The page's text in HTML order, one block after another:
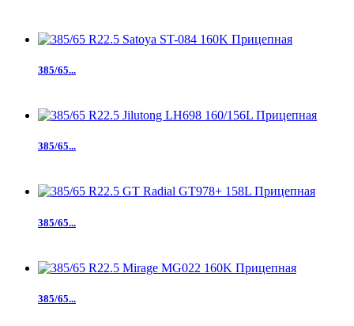
385/65...
385/65...
385/65...
385/65...